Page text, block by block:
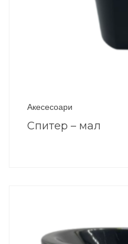
Акесесоари
Спитер – мал